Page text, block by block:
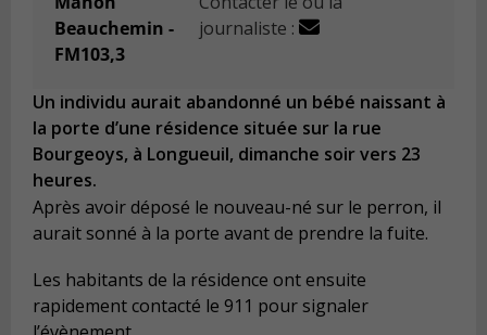
Beauchemin -
FM103,3
journaliste :
Un individu aurait abandonné un bébé naissant à
la porte d’une résidence située sur la rue
Bourgeoys, à Longueuil, dimanche soir vers 23
heures.
Après avoir déposé le nouveau-né sur le perron, il
aurait sonné à la porte avant de prendre la fuite.
Les habitants de la résidence ont ensuite
rapidement contacté le 911 pour signaler